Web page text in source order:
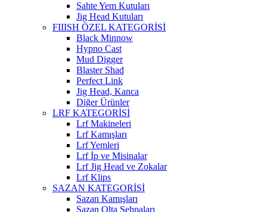
Sahte Yem Kutuları
Jig Head Kutuları
FIIISH ÖZEL KATEGORİSİ
Black Minnow
Hypno Cast
Mud Digger
Blaster Shad
Perfect Link
Jig Head, Kanca
Diğer Ürünler
LRF KATEGORİSİ
Lrf Makineleri
Lrf Kamışları
Lrf Yemleri
Lrf İp ve Misinalar
Lrf Jig Head ve Zokalar
Lrf Klips
SAZAN KATEGORİSİ
Sazan Kamışları
Sazan Olta Sehpaları